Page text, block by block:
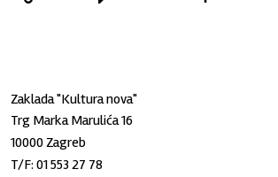
Zaklada "Kultura nova"
Trg Marka Marulića 16
10000 Zagreb
T/F:01 553 27 78